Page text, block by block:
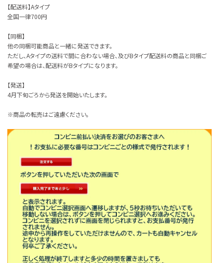
【配送料】Aタイプ
全国一律700円
【同梱】
他の同梱可能商品と一緒に発送できます。
ただし、Aタイプの送料で間に合わない場合、及びBタイプ配送料の商品と同梱ご
希望の場合は、配送料がBタイプになります。
【発送】
4月下旬ごろから発送を開始いたします。
※商品の転売はご遠慮ください。